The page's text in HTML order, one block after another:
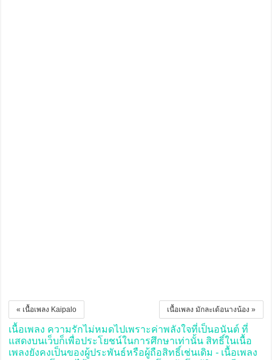
เนื้อเพลง มักละเด้อนางน้อง »
« เนื้อเพลง Kaipalo
เนื้อเพลง ความรักไม่หมดไปเพราะค่าพลังใจที่เป็นอนันต์ ที่
แสดงบนเว็บก็เพื่อประโยชน์ในการศึกษาเท่านั้น สิทธิ์ในเนื้อ
เพลงยังคงเป็นของผู้ประพันธ์หรือผู้ถือสิทธิ์เช่นเดิม - เนื้อเพลง